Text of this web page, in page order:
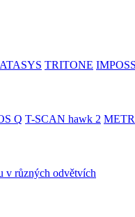
TRITONE
Q T-SCAN hawk 2
v různých odvětvích